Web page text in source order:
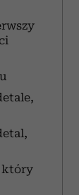
który